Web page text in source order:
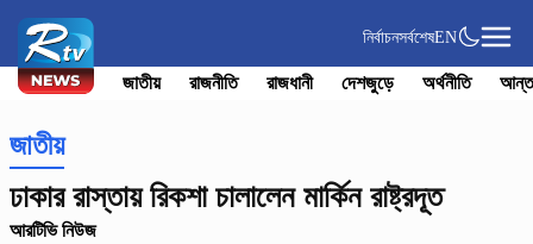
নির্বাচনসর্বশেষEN
জাতীয় রাজনীতি রাজধানী দেশজুড়ে অর্থনীতি
জাতীয়
ঢাকার রাস্তায় রিকশা চালালেন মা‌র্কিন রাষ্ট্রদূত
আরটিভি নিউজ